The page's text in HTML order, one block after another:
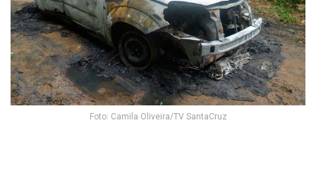
Foto: Camila Oliveira/TV SantaCruz